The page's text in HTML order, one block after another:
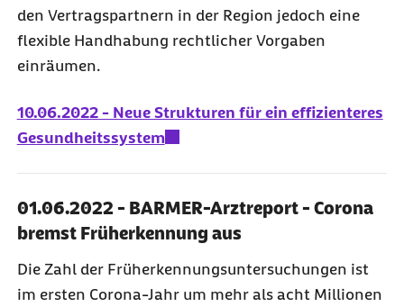
den Vertragspartnern in der Region jedoch eine
flexible Handhabung rechtlicher Vorgaben
einräumen.
10.06.2022 - Neue Strukturen für ein effizienteres
Gesundheitssystem
01.06.2022 - BARMER-Arztreport - Corona
bremst Früherkennung aus
Die Zahl der Früherkennungsuntersuchungen ist
im ersten Corona-Jahr um mehr als acht Millionen